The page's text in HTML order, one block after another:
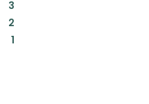
3:
2:
1: